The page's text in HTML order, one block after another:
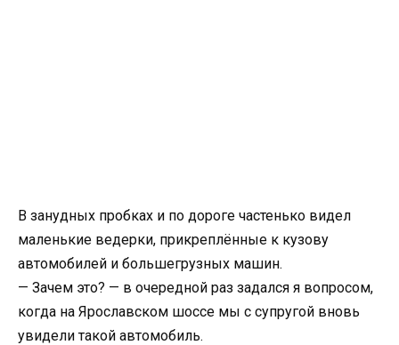
В занудных пробках и по дороге частенько видел
маленькие ведерки, прикреплённые к кузову
автомобилей и большегрузных машин.
— Зачем это? — в очередной раз задался я вопросом,
когда на Ярославском шоссе мы с супругой вновь
увидели такой автомобиль.